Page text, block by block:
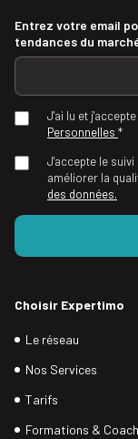
Entrez votre email
tendances du
J'ai lu et j'accepte
Personnelles *
J'accepte le suivi
améliorer la
des données.
Choisir Expertimo
Le réseau
Nos Services
Tarifs
Formations &